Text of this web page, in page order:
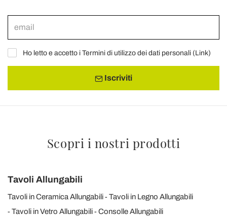
Ho letto e accetto i Termini di utilizzo dei dati personali (Link)
Iscriviti
Scopri i nostri prodotti
Tavoli Allungabili
Tavoli in Ceramica Allungabili
Tavoli in Legno Allungabili
Tavoli in Vetro Allungabili
Consolle Allungabili